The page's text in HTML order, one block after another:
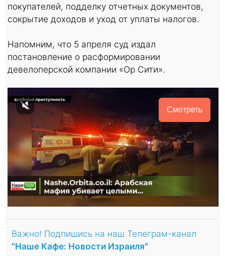
покупателей, подделку отчетных документов,
сокрытие доходов и уход от уплаты налогов.
Напомним, что 5 апреля суд издал
постановление о расформировании
девелоперской компании «Ор Сити».
Смотреть
Важно! Подпишись на наш Телеграм-канал
"Наше Кафе: Новости Израиля"